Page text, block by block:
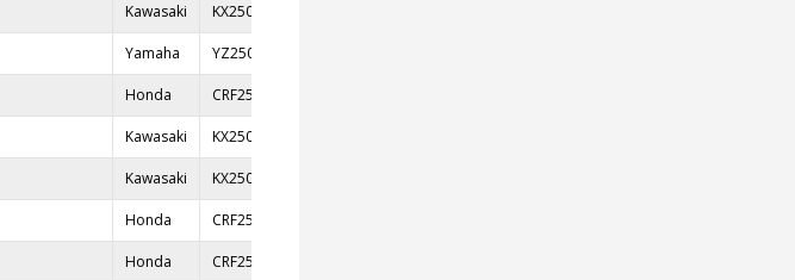
Kawasaki KX250
Yamaha YZ250F
Honda CRF250R
Kawasaki KX250
Kawasaki KX250
Honda CRF250R
Honda CRF250R